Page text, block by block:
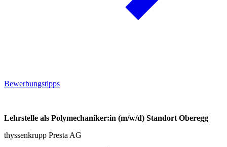
Bewerbungstipps
Lehrstelle als Polymechaniker:in (m/w/d) Standort Oberegg
thyssenkrupp Presta AG